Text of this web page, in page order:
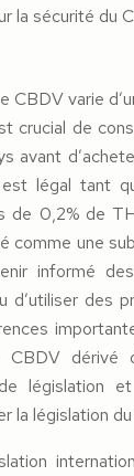
la sécurité du
CBDV varie
crucial de
avant
légal tant
de 0,2% de
comme une
informé des
d’utiliser des
dérivé
législation
la législation du